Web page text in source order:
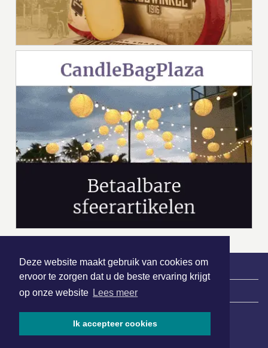
Deze website maakt gebruik van cookies om
ervoor te zorgen dat u de beste ervaring krijgt
op onze website Lees meer
Ik accepteer cookies
| Nieuws | Sport | Evenementen
Hoofdvestiging: